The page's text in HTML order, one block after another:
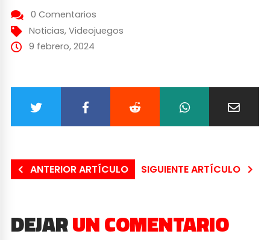
0 Comentarios
Noticias, Videojuegos
9 febrero, 2024
ANTERIOR ARTÍCULO SIGUIENTE ARTÍCULO
DEJARUN COMENTARIO